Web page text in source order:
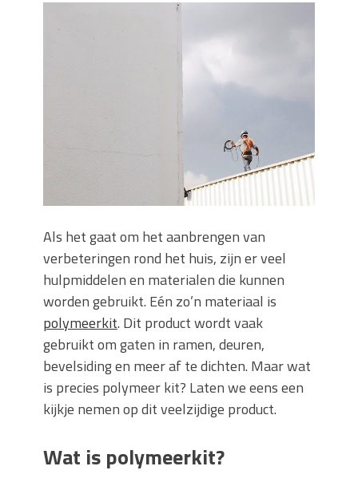
Zo blijft je oven loeiheet: de beste tips
voor een perfecte isolatie
Grond kopen of verkopen Noord-
Bepaalt of uw Kachel Optimaal
Waarom technische eisen de basis
vormen voor functionele ruimtes
Nieuwe kozijnen als onderdeel van een
energierenovatie: wat de overgang
Als het gaat om het aanbrengen van
verbeteringen rond het huis, zijn er veel
hulpmiddelen en materialen die kunnen
worden gebruikt. Eén zo’n materiaal is
polymeerkit. Dit product wordt vaak
gebruikt om gaten in ramen, deuren,
bevelsiding en meer af te dichten. Maar wat
is precies polymeer kit? Laten we eens een
kijkje nemen op dit veelzijdige product.
Wat is polymeerkit?